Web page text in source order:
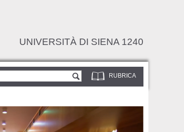
UNIVERSITÀ DI SIENA 1240
RUBRICA
Form di ricerca